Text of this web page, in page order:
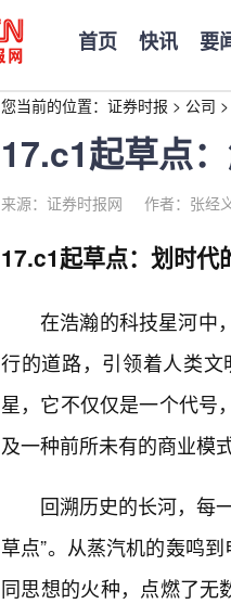
首页 快讯 要
您当前的位置： 证券时报 > 公司 >
17.c1起草点
来源：证券时报网 作者：张经
17.c1起草点：划时代
在浩瀚的科技星河中
行的道路，引领着人类文
星，它不仅仅是一个代号
及一种前所未有的商业模
回溯历史的长河，每
草点”。从蒸汽机的轰鸣
同思想的火种，点燃了无